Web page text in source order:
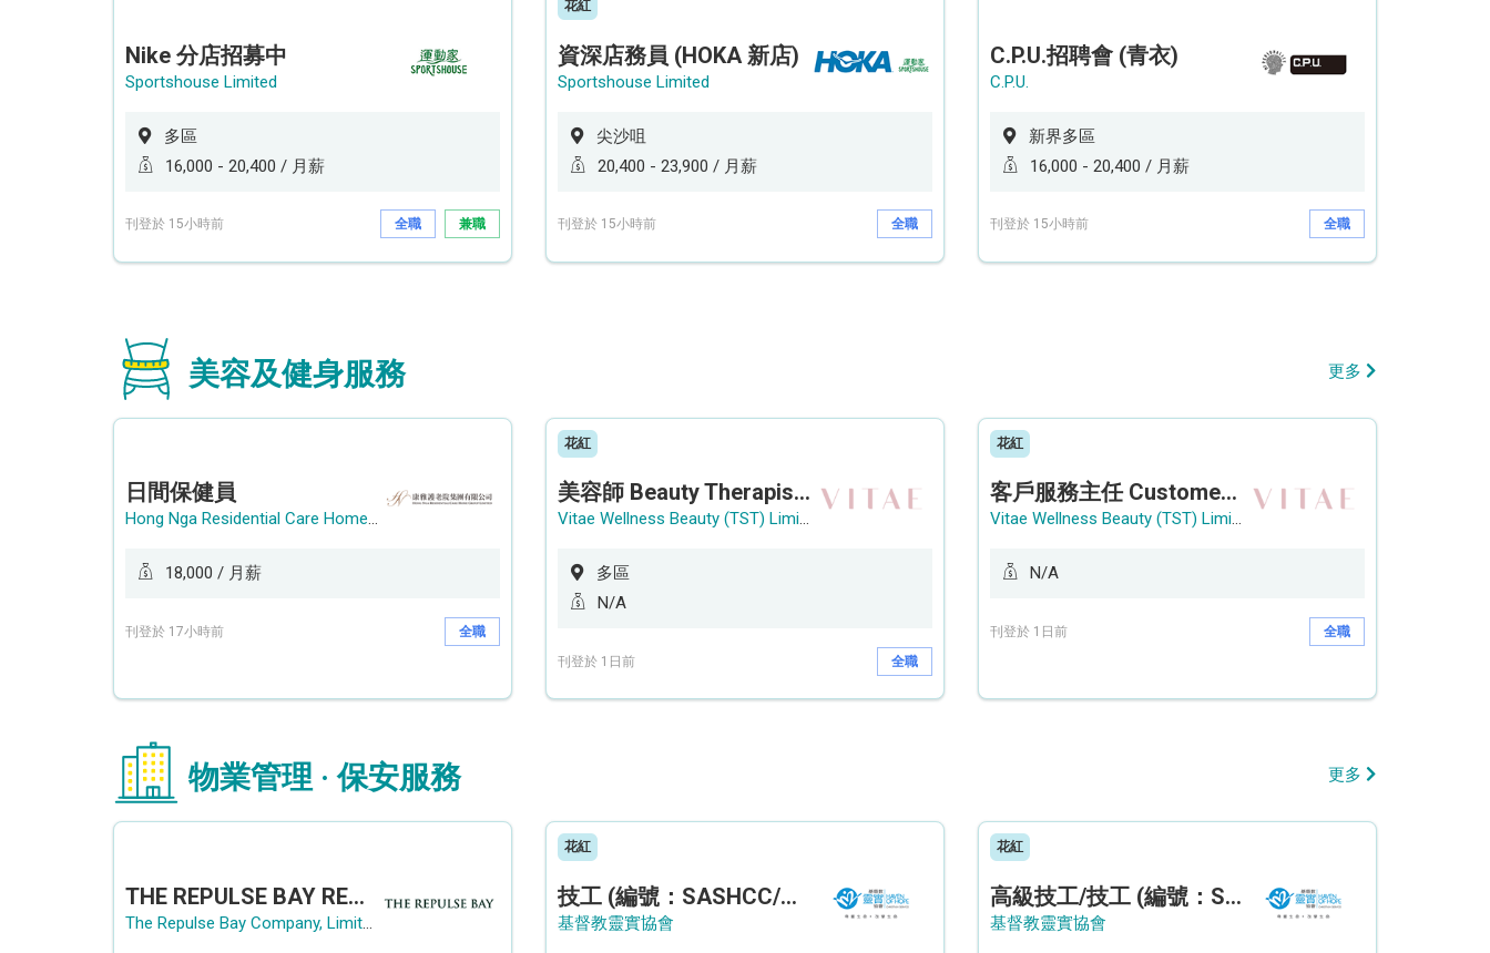
Nike 分店招募中
Sportshouse Limited
多區
16,000 - 20,400 / 月薪
刊登於 15小時前 全職 兼職
花紅
資深店務員 (HOKA 新店)
Sportshouse Limited
尖沙咀
20,400 - 23,900 / 月薪
刊登於 15小時前 全職
C.P.U.招聘會 (青衣)
C.P.U.
新界多區
16,000 - 20,400 / 月薪
刊登於 15小時前 全職
美容及健身服務 更多
日間保健員
Hong Nga Residential Care Home Group Limited
18,000 / 月薪
刊登於 17小時前 全職
花紅
美容師 Beauty Therapist (銅鑼灣 / 尖沙咀)
Vitae Wellness Beauty (TST) Limited
多區
N/A
刊登於 1日前 全職
花紅
客戶服務主任 Customer Service Officer (銅鑼灣)
Vitae Wellness Beauty (TST) Limited
N/A
刊登於 1日前 全職
物業管理 · 保安服務 更多
THE REPULSE BAY RECRUITMENT DAY 淺水灣影灣園人才招聘會
The Repulse Bay Company, Limited
花紅
技工 (編號：SASHCC/A/CTE)
基督教靈實協會
花紅
高級技工/技工 (編號：SSO/FM/A/CTE)
基督教靈實協會